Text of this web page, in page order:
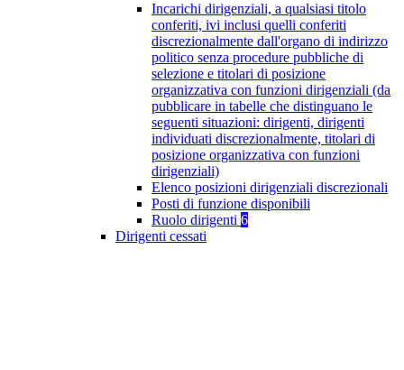
Incarichi dirigenziali, a qualsiasi titolo
conferiti, ivi inclusi quelli conferiti
discrezionalmente dall'organo di indirizzo
politico senza procedure pubbliche di
selezione e titolari di posizione
organizzativa con funzioni dirigenziali (da
pubblicare in tabelle che distinguano le
seguenti situazioni: dirigenti, dirigenti
individuati discrezionalmente, titolari di
posizione organizzativa con funzioni
dirigenziali)
Elenco posizioni dirigenziali discrezionali
Posti di funzione disponibili
Ruolo dirigenti 6
Dirigenti cessati